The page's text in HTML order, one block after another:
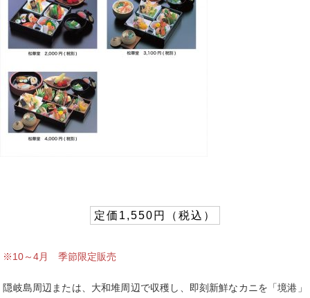
定価1,550円（税込）
※10～4月 季節限定販売
隠岐島周辺または、大和堆周辺で収穫し、即刻新鮮なカニを「境港」